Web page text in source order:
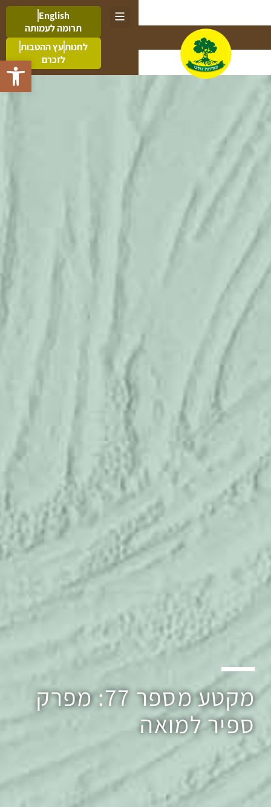
פתח
English
תרומה לעמותה
לחנותעץ ההטבות
לזכרם
מקטע מספר 77: מפרק
ספיר למואה